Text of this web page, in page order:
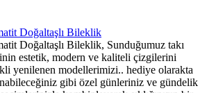
Doğaltaşlı Bileklik
Doğaltaşlı Bileklik, Sunduğumuz takı
estetik, modern ve kaliteli çizgilerini
yenilenen modellerimizi.. hediye olarakta
gibi özel günleriniz ve gündelik